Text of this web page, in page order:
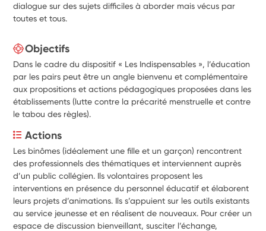
dialogue sur des sujets difficiles à aborder mais vécus par
toutes et tous.
Objectifs
Dans le cadre du dispositif « Les Indispensables », l’éducation
par les pairs peut être un angle bienvenu et complémentaire
aux propositions et actions pédagogiques proposées dans les
établissements (lutte contre la précarité menstruelle et contre
le tabou des règles).
Actions
Les binômes (idéalement une fille et un garçon) rencontrent
des professionnels des thématiques et interviennent auprès
d’un public collégien. Ils volontaires proposent les
interventions en présence du personnel éducatif et élaborent
leurs projets d’animations. Ils s’appuient sur les outils existants
au service jeunesse et en réalisent de nouveaux. Pour créer un
espace de discussion bienveillant, susciter l’échange,